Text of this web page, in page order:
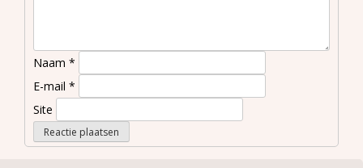
Naam *
E-mail *
Site